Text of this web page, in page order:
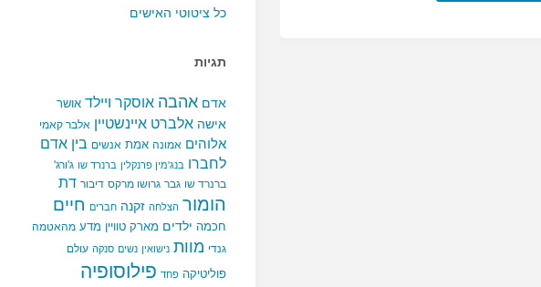
כל ציטוטי האישים
תגיות
אדם אהבה אוסקר ויילד אושר
אישה אלברט איינשטיין אלבר קאמי
אלוהים אמונה אמת אנשים בין אדם
לחברו בנג'מין פרנקלין ברנרד שו ג'ורג'
ברנרד שו גבר גרושו מרקס דיבור דת
הומור הצלחה זקנה חברים חיים
חכמה ילדים מארק טוויין מדע מהאטמה
גנדי מוות נישואין נשים סנקה עולם
פוליטיקה פחד פילוסופיה